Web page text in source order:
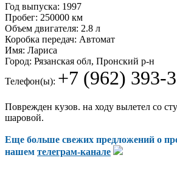
Год выпуска: 1997
Пробег: 250000 км
Объем двигателя: 2.8 л
Коробка передач: Автомат
Имя: Лариса
Город: Рязанская обл, Пронский р-н
Телефон(ы): +7 (962) 393-
Поврежден кузов. на ходу вылетел со
шаровой.
Еще больше свежих предложений о
нашем телеграм-канале